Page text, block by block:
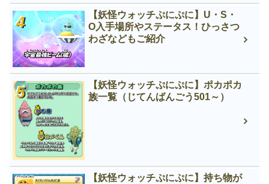
【妖怪ウォッチぷにぷに】U・S・
O入手場所やステータス！ひっさつ
わざなどもご紹介
【妖怪ウォッチぷにぷに】ポカポカ
族一覧（じてんばんごう501～）
【妖怪ウォッチぷにぷに】持ち物が